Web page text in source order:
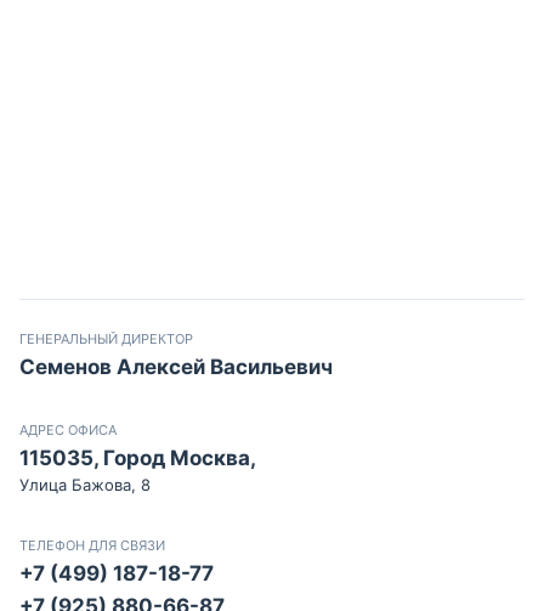
ГЕНЕРАЛЬНЫЙ ДИРЕКТОР
Семенов Алексей Васильевич
АДРЕС ОФИСА
115035, Город Москва,
Улица Бажова, 8
ТЕЛЕФОН ДЛЯ СВЯЗИ
+7 (499) 187-18-77
+7 (925) 880-66-87